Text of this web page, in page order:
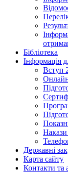
Бібліотека
Інформація
Вступ
Накази
Державні
Карта сайту
Контакти та